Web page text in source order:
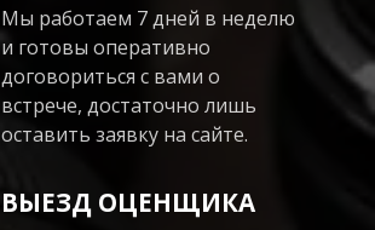
Мы работаем 7 дней в неделю
и готовы оперативно
договориться с вами о
встрече, достаточно лишь
оставить заявку на сайте.
ВЫЕЗД ОЦЕНЩИКА